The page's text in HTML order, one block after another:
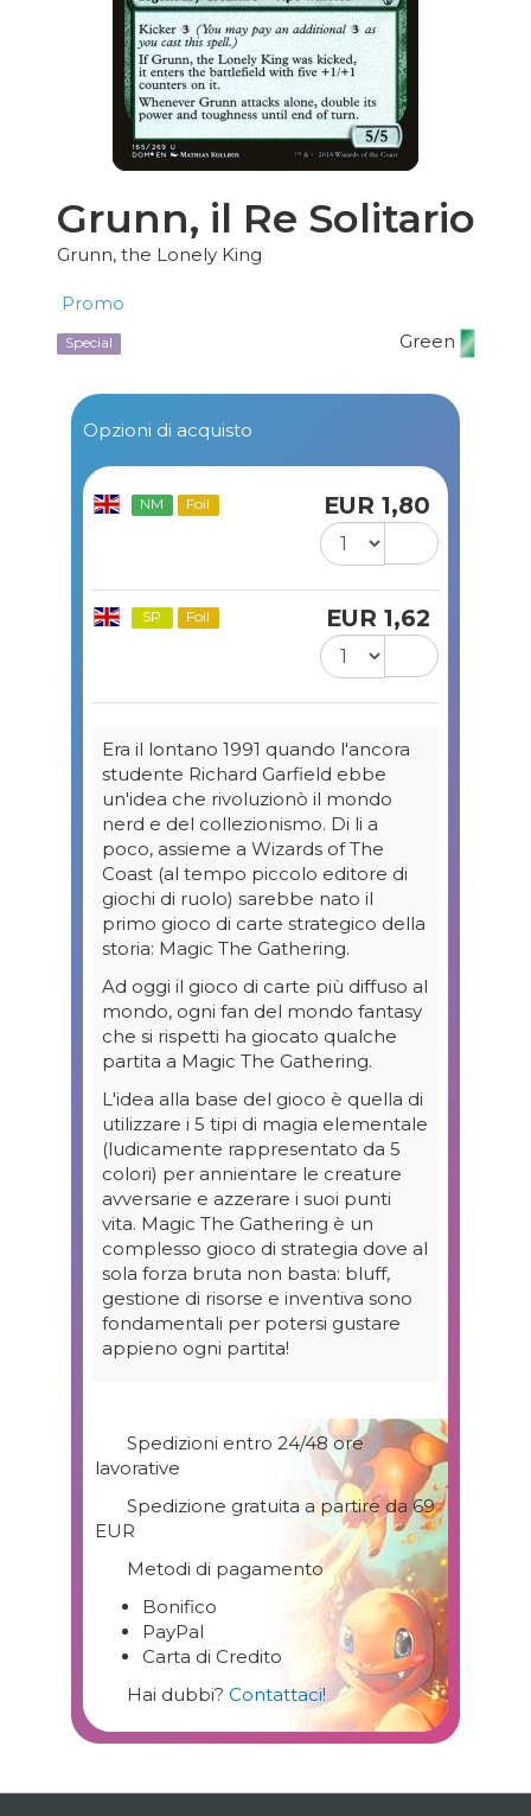
Grunn, il Re Solitario
Grunn, the Lonely King
Promo
Special Green
Opzioni di acquisto
Spedizioni entro 24/48 ore
lavorative
Spedizione gratuita a partire da 69
EUR
Metodi di pagamento
Bonifico
PayPal
Carta di Credito
Hai dubbi? Contattaci!
NM Foil EUR 1,80
SP Foil EUR 1,62
Era il lontano 1991 quando l'ancora
studente Richard Garfield ebbe
un'idea che rivoluzionò il mondo
nerd e del collezionismo. Di li a
poco, assieme a Wizards of The
Coast (al tempo piccolo editore di
giochi di ruolo) sarebbe nato il
primo gioco di carte strategico della
storia: Magic The Gathering.
Ad oggi il gioco di carte più diffuso al
mondo, ogni fan del mondo fantasy
che si rispetti ha giocato qualche
partita a Magic The Gathering.
L'idea alla base del gioco è quella di
utilizzare i 5 tipi di magia elementale
(ludicamente rappresentato da 5
colori) per annientare le creature
avversarie e azzerare i suoi punti
vita. Magic The Gathering è un
complesso gioco di strategia dove al
sola forza bruta non basta: bluff,
gestione di risorse e inventiva sono
fondamentali per potersi gustare
appieno ogni partita!